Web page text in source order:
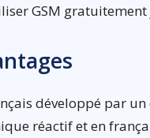
GSM
développé par
réactif et en